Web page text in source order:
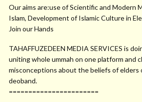
Our aims are:use of Scientific and Modern
Islam, Development of Islamic Culture in
Join our Hands
TAHAFFUZEDEEN MEDIA SERVICES is
uniting whole ummah on one platform and
misconceptions about the beliefs of elders
deoband.
=======================